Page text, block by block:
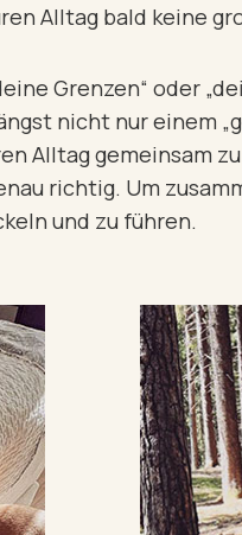
Alltag bald keine
Grenzen“ oder
nicht nur einem
Alltag gemeinsam
richtig. Um
und zu führen.